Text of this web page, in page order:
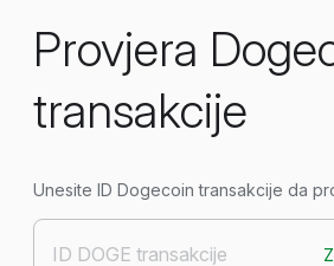
Provjera
transakcije
Unesite ID Dogecoin transakcije da